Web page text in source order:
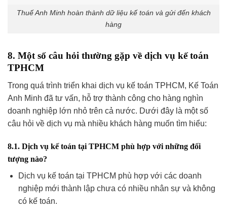
Thuế Anh Minh hoàn thành dữ liệu kế toán và gửi đến khách
hàng
8. Một số câu hỏi thường gặp về dịch vụ kế toán
TPHCM
Trong quá trình triển khai dịch vụ kế toán TPHCM, Kế Toán
Anh Minh đã tư vấn, hỗ trợ thành công cho hàng nghìn
doanh nghiệp lớn nhỏ trên cả nước. Dưới đây là một số
câu hỏi về dịch vụ mà nhiều khách hàng muốn tìm hiểu:
8.1. Dịch vụ kế toán tại TPHCM phù hợp với những đối
tượng nào?
Dịch vụ kế toán tại TPHCM phù hợp với các doanh
nghiệp mới thành lập chưa có nhiều nhân sự và không
có kế toán.